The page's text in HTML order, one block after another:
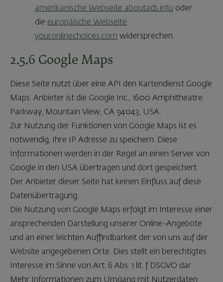
amerikanische Webseite aboutads.info oder
die europäische Webseite
youronlinechoices.com widersprechen.
2.5.6 Google Maps
Diese Seite nutzt über eine API den Kartendienst Google
Maps. Anbieter ist die Google Inc., 1600 Amphitheatre
Parkway, Mountain View, CA 94043, USA.
Zur Nutzung der Funktionen von Google Maps ist es
notwendig, Ihre IP Adresse zu speichern. Diese
Informationen werden in der Regel an einen Server von
Google in den USA übertragen und dort gespeichert.
Der Anbieter dieser Seite hat keinen Einfluss auf diese
Datenübertragung.
Die Nutzung von Google Maps erfolgt im Interesse einer
ansprechenden Darstellung unserer Online-Angebote
und an einer leichten Auffindbarkeit der von uns auf der
Website angegebenen Orte. Dies stellt ein berechtigtes
Interesse im Sinne von Art. 6 Abs. 1 lit. f DSGVO dar.
Mehr Informationen zum Umgang mit Nutzerdaten